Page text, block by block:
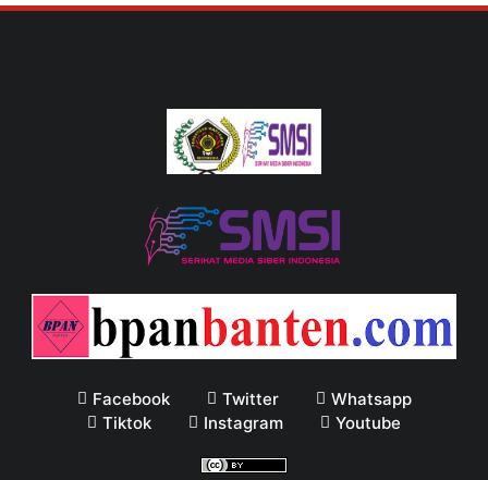
Facebook Twitter
Whatsapp
Tiktok
Instagram Youtube